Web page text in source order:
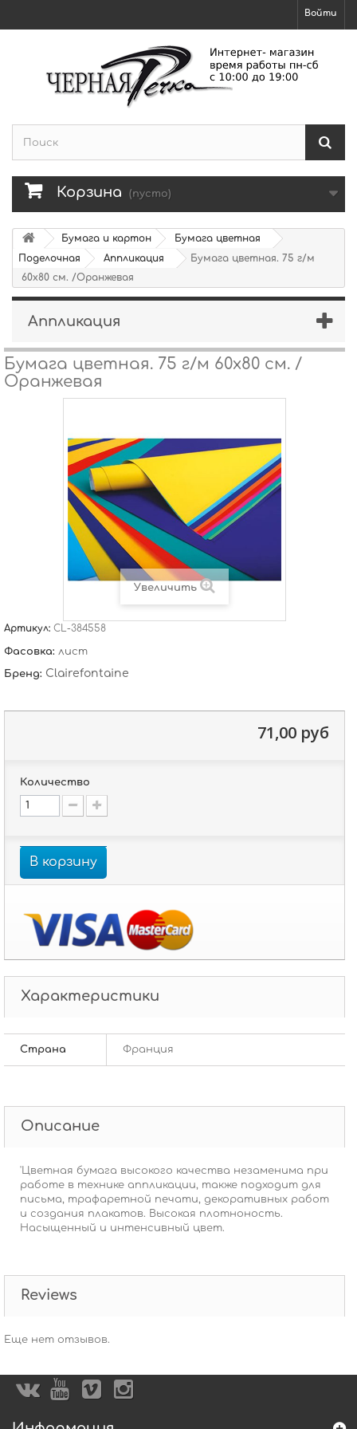
Войти
Корзина (пусто)
Бумага и картон
Бумага цветная
Поделочная
Аппликация
Бумага цветная. 75 г/м
60х80 см. /Оранжевая
Аппликация
Бумага цветная. 75 г/м 60х80 см. /
Оранжевая
Увеличить
Артикул: CL-384558
Фасовка: лист
Бренд: Clairefontaine
71,00 руб
Количество
В корзину
Характеристики
Страна Франция
Описание
'Цветная бумага высокого качества незаменима при
работе в технике аппликации, также подходит для
письма, трафаретной печати, декоративных работ
и создания плакатов. Высокая плотноность.
Насыщенный и интенсивный цвет.
Reviews
Еще нет отзывов.